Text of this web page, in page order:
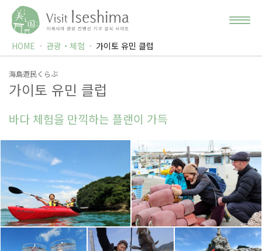
HOME 관광・체험 가이토 유민 클럽
海島遊民くらぶ
가이토 유민 클럽
바다 체험을 만끽하는 플랜이 가득